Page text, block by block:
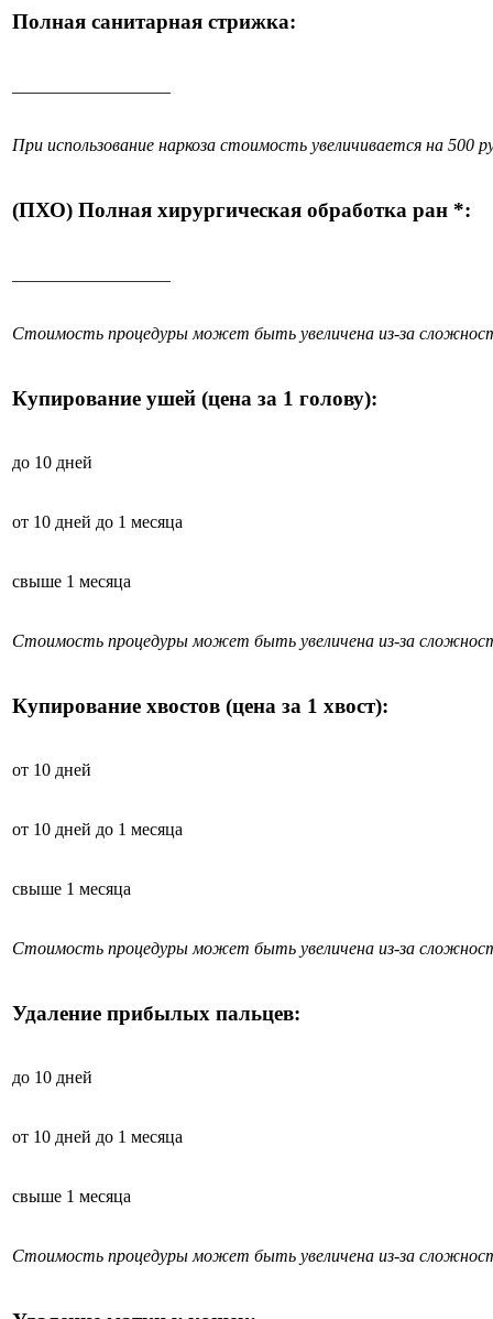
Полная санитарная стрижка:
При использование наркоза стоимость увеличивается на 500
(ПХО) Полная хирургическая обработка ран *:
Стоимость процедуры может быть увеличена из-за
Купирование ушей (цена за 1 голову):
до 10 дней
от 10 дней до 1 месяца
свыше 1 месяца
Стоимость процедуры может быть увеличена из-за
Купирование хвостов (цена за 1 хвост):
от 10 дней
от 10 дней до 1 месяца
свыше 1 месяца
Стоимость процедуры может быть увеличена из-за
Удаление прибылых пальцев:
до 10 дней
от 10 дней до 1 месяца
свыше 1 месяца
Стоимость процедуры может быть увеличена из-за